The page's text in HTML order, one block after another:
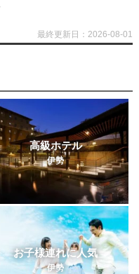
最終更新日：2026-08-01
高級ホテル
伊勢
お子様連れに人気
伊勢